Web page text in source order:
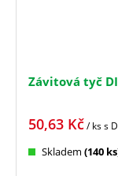
Závitová tyč
50,63 Kč/ kss
Skladem (140